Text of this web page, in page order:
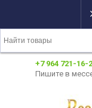
+7 964 721-16-
Пишите в